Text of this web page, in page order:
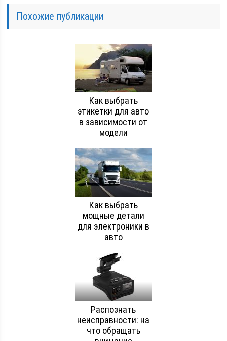
Похожие публикации
Как выбрать
этикетки для авто
в зависимости от
модели
Как выбрать
мощные детали
для электроники в
авто
Распознать
неисправности: на
что обращать